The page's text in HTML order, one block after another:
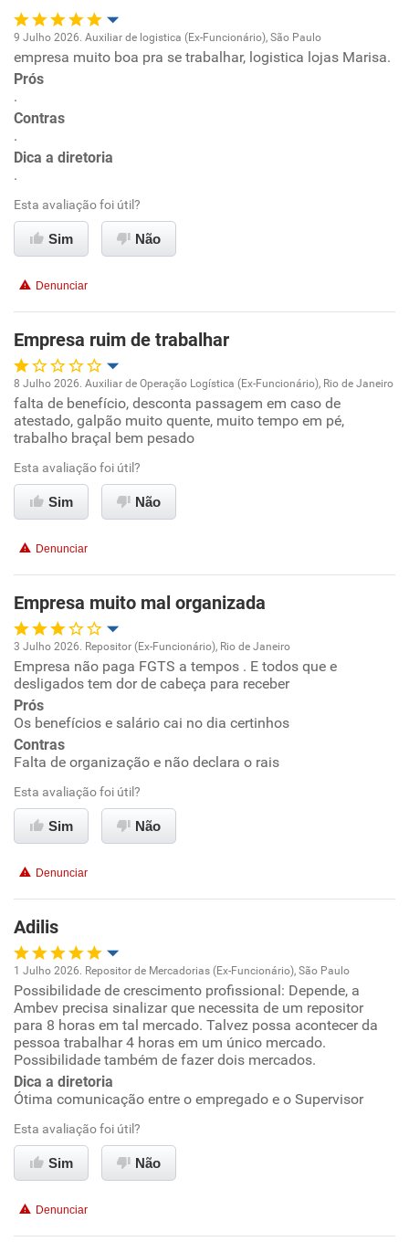
Recomenda esta empresa
Recomenda a diretoria
Oportunidade de promoção
Conciliação com a vida familiar
Recomenda esta empresa
9 Julho 2026. Auxiliar de logistica (Ex-Funcionário), São Paulo
empresa muito boa pra se trabalhar, logistica lojas Marisa.
Prós
.
Contras
.
Dica a diretoria
.
Esta avaliação foi útil?
Sim Não
Denunciar
Empresa ruim de trabalhar
Oportunidade de promoção
Ambiente de trabalho
Conciliação com a vida familiar
Não recomenda a diretoria
8 Julho 2026. Auxiliar de Operação Logística (Ex-Funcionário), Rio de Janeiro
falta de benefício, desconta passagem em caso de
atestado, galpão muito quente, muito tempo em pé,
trabalho braçal bem pesado
Esta avaliação foi útil?
Sim Não
Denunciar
Empresa muito mal organizada
Oportunidade de promoção
Ambiente de trabalho
Conciliação com a vida familiar
Benefícios
Não recomenda a diretoria
3 Julho 2026. Repositor (Ex-Funcionário), Rio de Janeiro
Empresa não paga FGTS a tempos . E todos que e
desligados tem dor de cabeça para receber
Prós
Os benefícios e salário cai no dia certinhos
Contras
Falta de organização e não declara o rais
Esta avaliação foi útil?
Sim Não
Denunciar
Adilis
Oportunidade de promoção
Ambiente de trabalho
Conciliação com a vida familiar
Benefícios
Recomenda esta empresa
Recomenda a diretoria
1 Julho 2026. Repositor de Mercadorias (Ex-Funcionário), São Paulo
Possibilidade de crescimento profissional: Depende, a
Ambev precisa sinalizar que necessita de um repositor
para 8 horas em tal mercado. Talvez possa acontecer da
pessoa trabalhar 4 horas em um único mercado.
Possibilidade também de fazer dois mercados.
Dica a diretoria
Ótima comunicação entre o empregado e o Supervisor
Esta avaliação foi útil?
Sim Não
Denunciar